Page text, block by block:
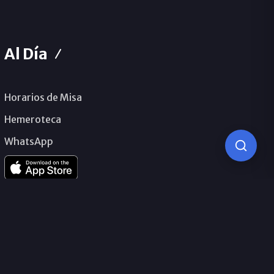
Al Día
Horarios de Misa
Hemeroteca
WhatsApp